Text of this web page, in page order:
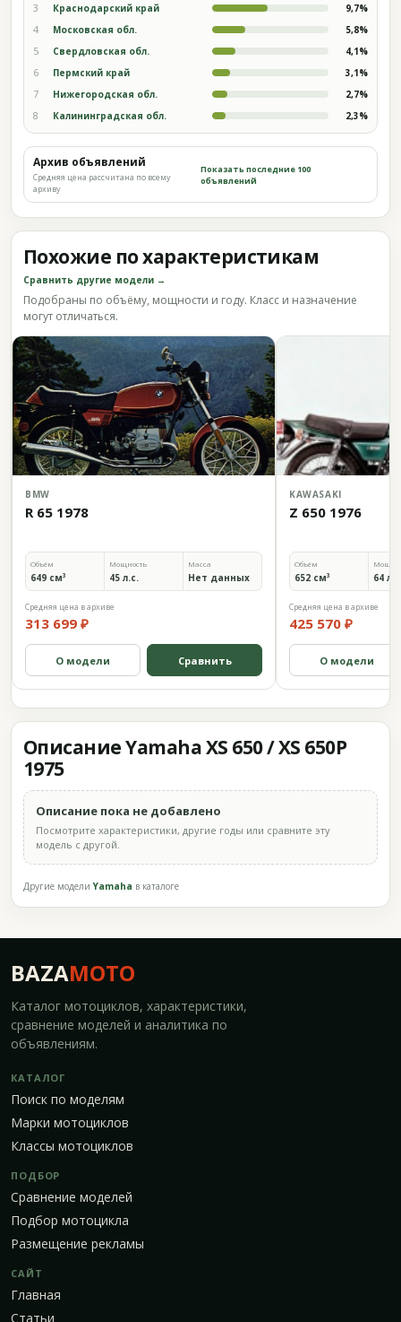
3 Краснодарский край 9,7%
4 Московская обл. 5,8%
5 Свердловская обл. 4,1%
6 Пермский край 3,1%
7 Нижегородская обл. 2,7%
8 Калининградская обл. 2,3%
Архив объявлений
Средняя цена рассчитана по всему
архиву
Показать последние 100
объявлений
Похожие по характеристикам
Сравнить другие модели →
Подобраны по объёму, мощности и году. Класс и назначение
могут отличаться.
BMW
R 65 1978
Объём
649 см³
Мощность
45 л.с.
Масса
Нет данных
Средняя цена в архиве
313 699 ₽
О модели Сравнить
KAWASAKI
Z 650 1976
Объём
652 см³ 64
Средняя цена в архиве
425 570 ₽
О модели
Описание Yamaha XS 650 / XS 650P
1975
Описание пока не добавлено
Посмотрите характеристики, другие годы или сравните эту
модель с другой.
Другие моделиYamaha в каталоге
BAZAMOTO
Каталог мотоциклов, характеристики,
сравнение моделей и аналитика по
объявлениям.
КАТАЛОГ
Поиск по моделям
Марки мотоциклов
Классы мотоциклов
ПОДБОР
Сравнение моделей
Подбор мотоцикла
Размещение рекламы
САЙТ
Главная
Статьи